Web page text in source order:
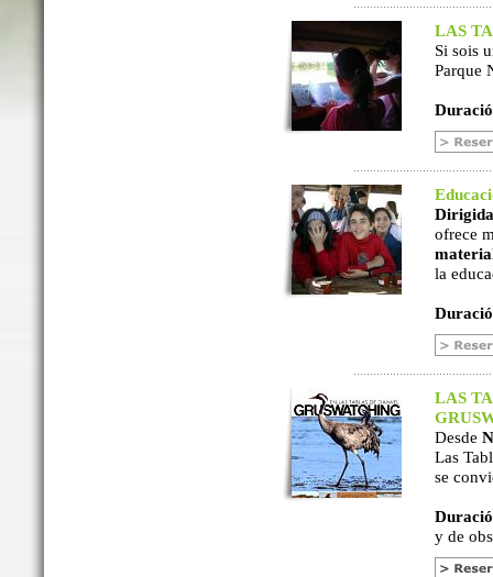
LAS
Si sois
Parque
ofrece
la
LAS
Desde
Las
se
y de